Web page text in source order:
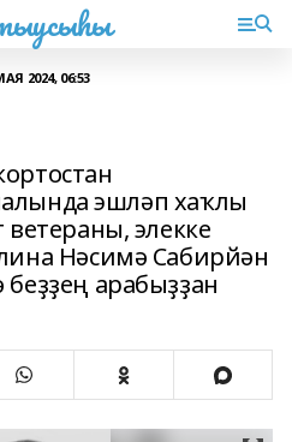
2024, 06:53
эшләп хаҡлы
элекке
Нәсимә Сабирйән
арабыҙҙан